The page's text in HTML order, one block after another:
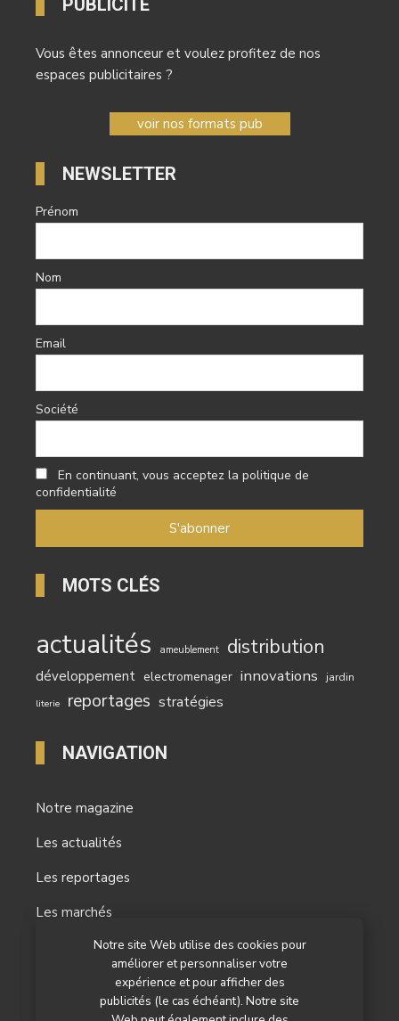
Notre site Web utilise des cookies pour
améliorer et personnaliser votre
expérience et pour afficher des
publicités (le cas échéant). Notre site
Vous êtes annonceur et voulez profitez de nos
espaces publicitaires ?
voir nos formats pub
NEWSLETTER
Prénom
Nom
Email
Société
En continuant, vous acceptez la politique de
confidentialité
MOTS CLÉS
actualités ameublement distribution
développement electromenager innovations jardin
literie reportages stratégies
NAVIGATION
Notre magazine
Les actualités
Les reportages
Les marchés
Nos autres titres